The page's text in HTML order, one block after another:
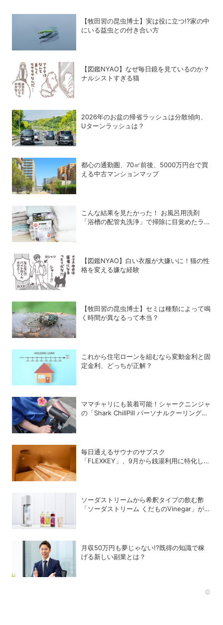
【牧田習の昆虫博士】実は役に立つ!?家の中
にいる益虫との付き合い方
【図鑑NYAO】なぜ毎日鏡を見ているのか？
ナルシストすぎる猫
2026年のお盆の帰省ラッシュは分散傾向、
Uターンラッシュは？
都心の通勤圏、70㎡前後、5000万円台で買
える中古マンションマップ
こんな結果を見たかった！ お風呂用洗剤
「浴槽の配管丸洗浄」で掃除に目覚めたライ
【図鑑NYAO】白い衣服が大嫌いに！猫の性
格を変える嫌な経験
【牧田習の昆虫博士】セミは種類によって鳴
く時間が異なるって本当？
これから住宅ローンを組むなら変動金利と固
定金利、どっちが正解？
ママチャリにも装着可能！シャークニンジャ
の「Shark ChillPill パーソナルクーリングフ
毎日通えるサウナのサブスク
「FLEXKEY」、9月から銭湯利用に特化した
ソーダストリームから希釈タイプの飲む酢
「ソーダストリーム くだものVinegar」が登
月収50万円も夢じゃない!?既得の知識で稼
げる新しい副業とは？